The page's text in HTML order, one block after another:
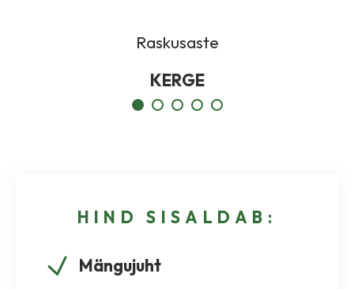
Raskusaste
KERGE
HIND SISALDAB:
Mängujuht